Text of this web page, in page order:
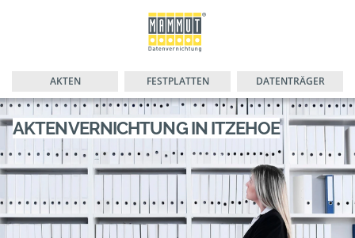
AKTEN FESTPLATTEN DATENTRÄGER
AKTENVERNICHTUNG IN ITZEHOE